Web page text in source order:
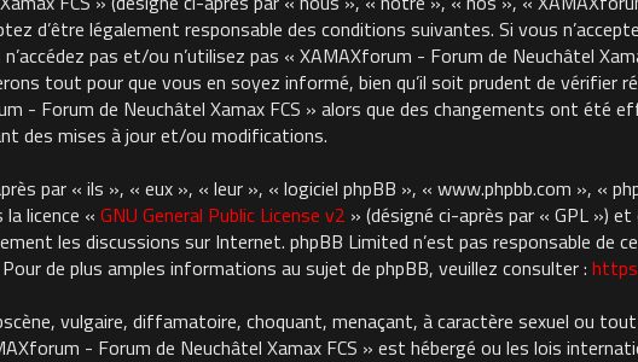
d’être légalement responsable des conditions suivantes. Si vous
pas et/ou n’utilisez pas « XAMAXforum - Forum de Neuchâtel
tout pour que vous en soyez informé, bien qu’il soit prudent de vérifier
- Forum de Neuchâtel Xamax FCS » alors que des changements ont été
des mises à jour et/ou modifications.
par « ils », « eux », « leur », « logiciel phpBB », « www.phpbb.com », «
licence « GNU General Public License v2 » (désigné ci-après par « GPL »)
les discussions sur Internet. phpBB Limited n’est pas responsable de
de plus amples informations au sujet de phpBB, veuillez consulter :
vulgaire, diffamatoire, choquant, menaçant, à caractère sexuel ou
- Forum de Neuchâtel Xamax FCS » est hébergé ou les lois